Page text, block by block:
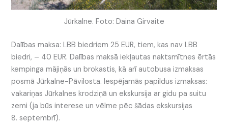
Jūrkalne. Foto: Daina Girvaite
Dalības maksa: LBB biedriem 25 EUR, tiem, kas nav LBB
biedri, – 40 EUR. Dalības maksā iekļautas naktsmītnes ērtās
kempinga mājiņās un brokastis, kā arī autobusa izmaksas
posmā Jūrkalne-Pāvilosta. Iespējamās papildus izmaksas:
vakariņas Jūrkalnes krodziņā un ekskursija ar gidu pa suitu
zemi (ja būs interese un vēlme pēc šādas ekskursijas
8. septembrī).